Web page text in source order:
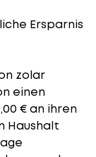
Ersparnis
zolar
einen
€ an ihren
Haushalt